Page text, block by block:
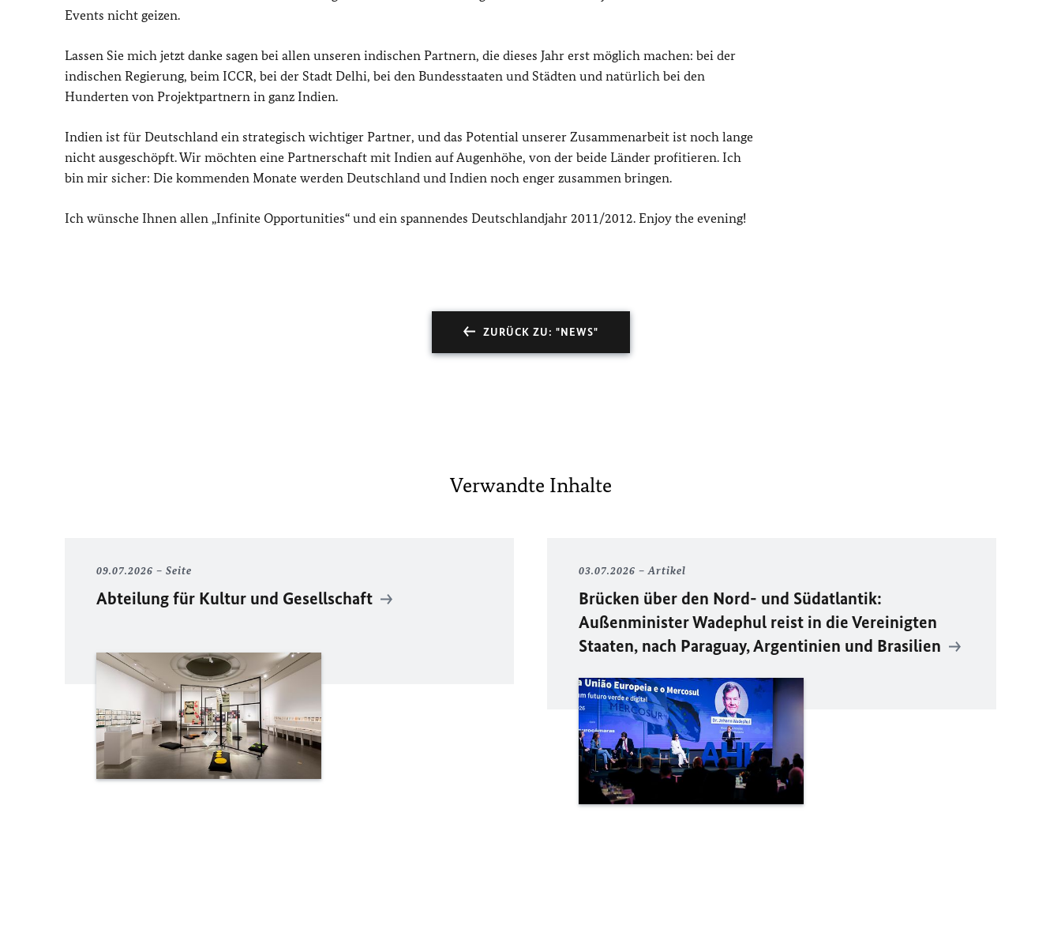
Events nicht geizen.
Lassen Sie mich jetzt danke sagen bei allen unseren indischen Partnern, die dieses Jahr erst möglich machen: bei der
indischen Regierung, beim ICCR, bei der Stadt Delhi, bei den Bundesstaaten und Städten und natürlich bei den
Hunderten von Projektpartnern in ganz Indien.
Indien ist für Deutschland ein strategisch wichtiger Partner, und das Potential unserer Zusammenarbeit ist noch lange
nicht ausgeschöpft. Wir möchten eine Partnerschaft mit Indien auf Augenhöhe, von der beide Länder profitieren. Ich
bin mir sicher: Die kommenden Monate werden Deutschland und Indien noch enger zusammen bringen.
Ich wünsche Ihnen allen „Infinite Opportunities“ und ein spannendes Deutschlandjahr 2011/2012. Enjoy the evening!
ZURÜCK ZU: "NEWS"
Verwandte Inhalte
09.07.2026 Seite
Abteilung für Kultur und Gesellschaft
03.07.2026 Artikel
Brücken über den Nord- und Südatlantik:
Außenminister Wadephul reist in die Vereinigten
Staaten, nach Paraguay, Argentinien und Brasilien